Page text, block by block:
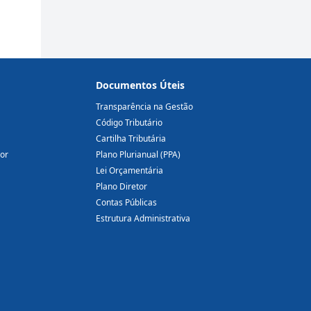
Documentos Úteis
Transparência na Gestão
Código Tributário
Cartilha Tributária
Plano Plurianual (PPA)
Lei Orçamentária
Plano Diretor
Contas Públicas
Estrutura Administrativa